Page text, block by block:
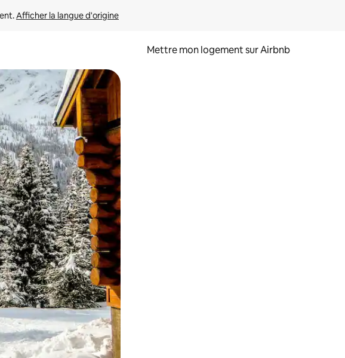
Afficher la langue d'origine
Mettre mon logement sur Airbnb
appuyant et en faisant glisser.